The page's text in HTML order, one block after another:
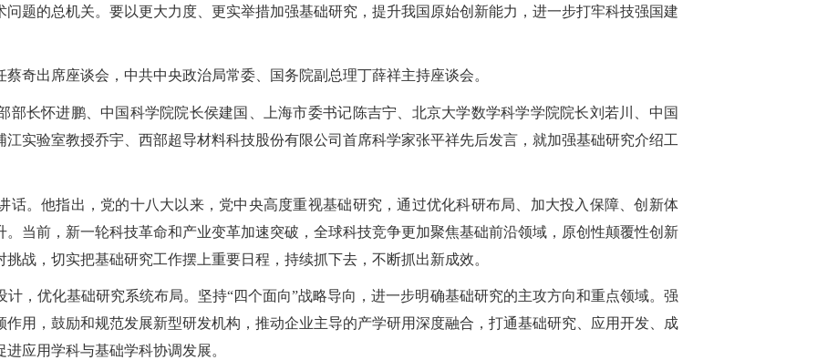
题的总机关。要以更大力度、更实举措加强基础研究，提升我国原始创新能力，进一步打牢科技强国建
奇出席座谈会，中共中央政治局常委、国务院副总理丁薛祥主持座谈会。
部长怀进鹏、中国科学院院长侯建国、上海市委书记陈吉宁、北京大学数学科学学院院长刘若川、中国
实验室教授乔宇、西部超导材料科技股份有限公司首席科学家张平祥先后发言，就加强基础研究介绍工
话。他指出，党的十八大以来，党中央高度重视基础研究，通过优化科研布局、加大投入保障、创新体
当前，新一轮科技革命和产业变革加速突破，全球科技竞争更加聚焦基础前沿领域，原创性颠覆性创新
战，切实把基础研究工作摆上重要日程，持续抓下去，不断抓出新成效。
，优化基础研究系统布局。坚持“四个面向”战略导向，进一步明确基础研究的主攻方向和重点领域。强
用，鼓励和规范发展新型研发机构，推动企业主导的产学研用深度融合，打通基础研究、应用开发、成
应用学科与基础学科协调发展。